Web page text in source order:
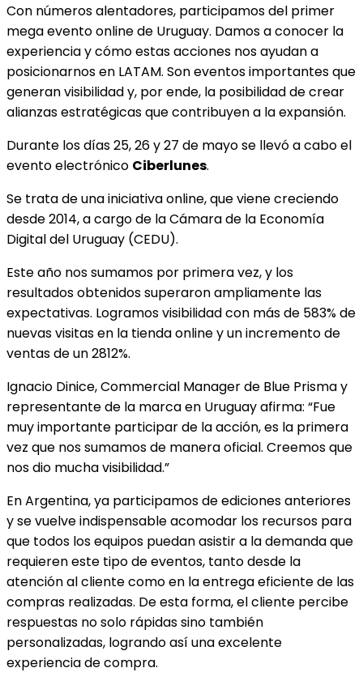
Con números alentadores, participamos del primer
mega evento online de Uruguay. Damos a conocer la
experiencia y cómo estas acciones nos ayudan a
posicionarnos en LATAM. Son eventos importantes que
generan visibilidad y, por ende, la posibilidad de crear
alianzas estratégicas que contribuyen a la expansión.
Durante los días 25, 26 y 27 de mayo se llevó a cabo el
evento electrónico Ciberlunes.
Se trata de una iniciativa online, que viene creciendo
desde 2014, a cargo de la Cámara de la Economía
Digital del Uruguay (CEDU).
Este año nos sumamos por primera vez, y los
resultados obtenidos superaron ampliamente las
expectativas. Logramos visibilidad con más de 583% de
nuevas visitas en la tienda online y un incremento de
ventas de un 2812%.
Ignacio Dinice, Commercial Manager de Blue Prisma y
representante de la marca en Uruguay afirma: “Fue
muy importante participar de la acción, es la primera
vez que nos sumamos de manera oficial. Creemos que
nos dio mucha visibilidad.”
En Argentina, ya participamos de ediciones anteriores
y se vuelve indispensable acomodar los recursos para
que todos los equipos puedan asistir a la demanda que
requieren este tipo de eventos, tanto desde la
atención al cliente como en la entrega eficiente de las
compras realizadas. De esta forma, el cliente percibe
respuestas no solo rápidas sino también
personalizadas, logrando así una excelente
experiencia de compra.